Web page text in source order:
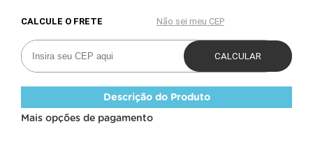
Descrição do Produto
Mais opções de pagamento